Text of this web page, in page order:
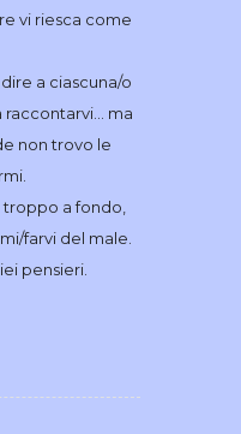
vi riesca come
a ciascuna/o
raccontarvi… ma
non trovo le
troppo a fondo,
farvi del male.
pensieri.